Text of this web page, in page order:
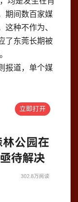
期间数百家媒
这种不作为、
了东莞长期被
报道，单个媒